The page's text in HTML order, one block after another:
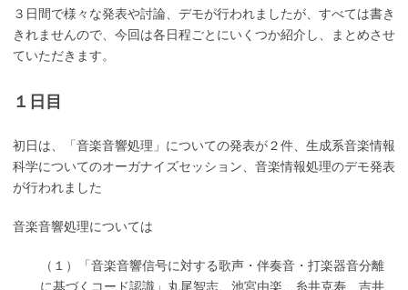
３日間で様々な発表や討論、デモが行われましたが、すべては書き
きれませんので、今回は各日程ごとにいくつか紹介し、まとめさせ
ていただきます。
１日目
初日は、「音楽音響処理」についての発表が２件、生成系音楽情報
科学についてのオーガナイズセッション、音楽情報処理のデモ発表
が行われました
音楽音響処理については
（１）「音楽音響信号に対する歌声・伴奏音・打楽器音分離
に基づくコード認識」丸尾智志、池宮由楽、糸井克寿、吉井